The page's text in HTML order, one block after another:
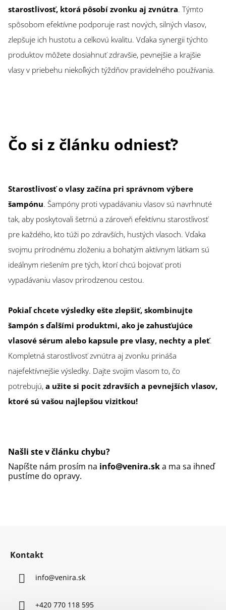
starostlivosť, ktorá pôsobí zvonku aj zvnútra. Týmto
spôsobom efektívne podporuje rast nových, silných vlasov,
zlepšuje ich hustotu a celkovú kvalitu. Vďaka synergii týchto
produktov môžete dosiahnuť zdravšie, pevnejšie a krajšie
vlasy v priebehu niekoľkých týždňov pravidelného používania.
Čo si z článku odniesť?
Starostlivosť o vlasy začína pri správnom výbere
šampónu. Šampóny proti vypadávaniu vlasov sú navrhnuté
tak, aby poskytovali šetrnú a zároveň efektívnu starostlivosť
pre každého, kto túži po zdravších, hustých vlasoch. Vďaka
svojmu prírodnému zloženiu a bohatým aktívnym látkam sú
ideálnym riešením pre tých, ktorí chcú bojovať proti
vypadávaniu vlasov prirodzenou cestou.
Pokiaľ chcete výsledky ešte zlepšiť, skombinujte
šampón s ďalšími produktmi, ako je zahusťujúce
vlasové sérum alebo kapsule pre vlasy, nechty a pleť.
Kompletná starostlivosť zvnútra aj zvonku prináša
najefektívnejšie výsledky. Dajte svojim vlasom to, čo
potrebujú, a užite si pocit zdravších a pevnejších vlasov,
ktoré sú vašou najlepšou vizitkou!
Našli ste v článku chybu?
Napíšte nám prosím na info@venira.ska ma sa ihneď
pustíme do opravy.
Kontakt
info@venira.sk
+420 770 118 595